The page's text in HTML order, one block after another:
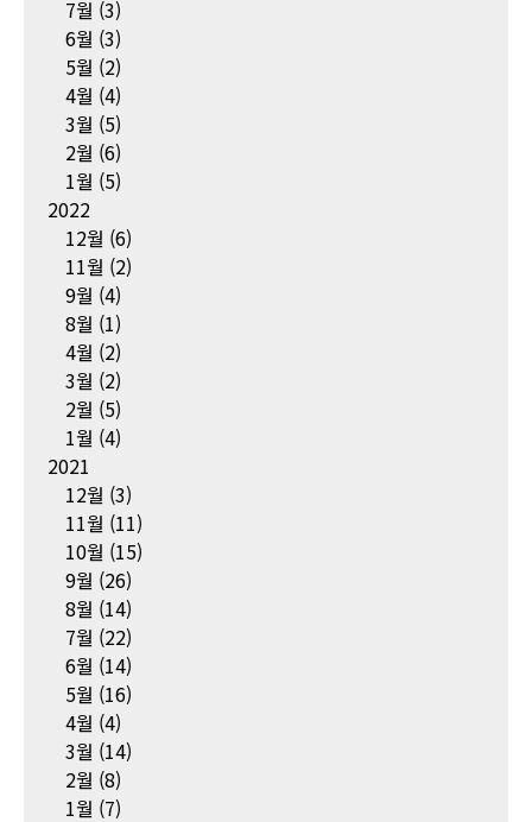
7월 (3)
6월 (3)
5월 (2)
4월 (4)
3월 (5)
2월 (6)
1월 (5)
2022
12월 (6)
11월 (2)
9월 (4)
8월 (1)
4월 (2)
3월 (2)
2월 (5)
1월 (4)
2021
12월 (3)
11월 (11)
10월 (15)
9월 (26)
8월 (14)
7월 (22)
6월 (14)
5월 (16)
4월 (4)
3월 (14)
2월 (8)
1월 (7)